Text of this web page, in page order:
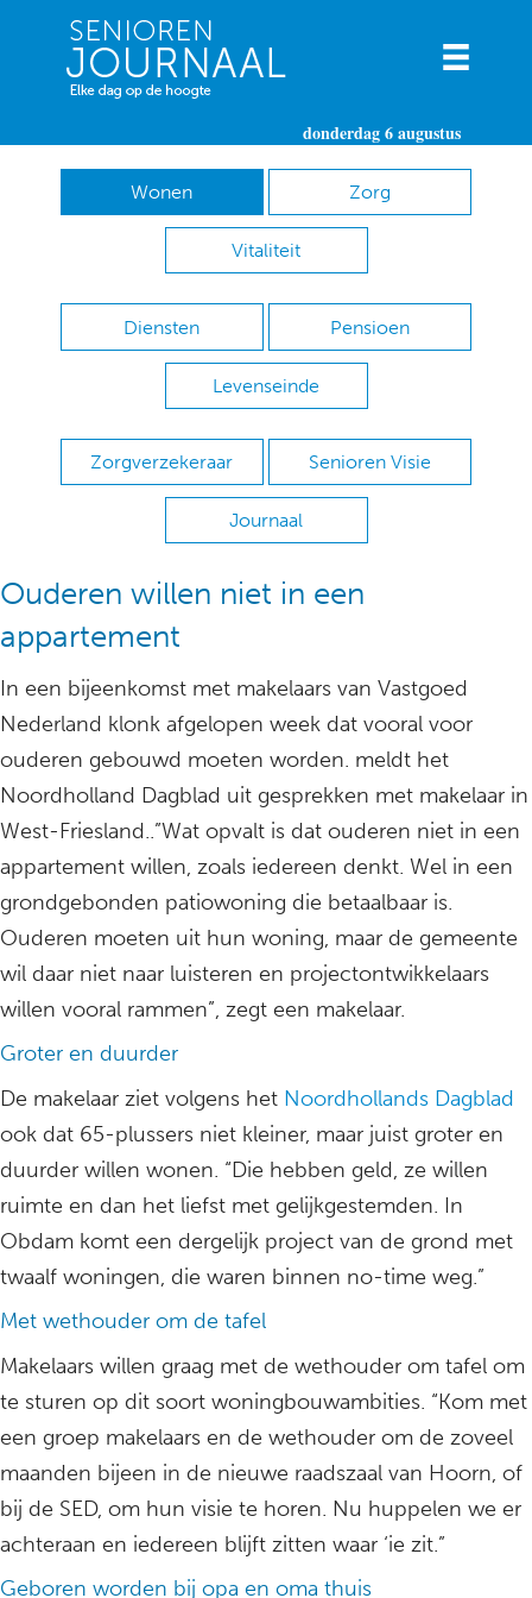
donderdag 6 augustus
Wonen Zorg
Vitaliteit
Diensten Pensioen
Levenseinde
Zorgverzekeraar Senioren Visie
Journaal
Ouderen willen niet in een
appartement
In een bijeenkomst met makelaars van Vastgoed
Nederland klonk afgelopen week dat vooral voor
ouderen gebouwd moeten worden. meldt het
Noordholland Dagblad uit gesprekken met makelaar in
West-Friesland..”Wat opvalt is dat ouderen niet in een
appartement willen, zoals iedereen denkt. Wel in een
grondgebonden patiowoning die betaalbaar is.
Ouderen moeten uit hun woning, maar de gemeente
wil daar niet naar luisteren en projectontwikkelaars
willen vooral rammen”, zegt een makelaar.
Groter en duurder
De makelaar ziet volgens het Noordhollands Dagblad
ook dat 65-plussers niet kleiner, maar juist groter en
duurder willen wonen. “Die hebben geld, ze willen
ruimte en dan het liefst met gelijkgestemden. In
Obdam komt een dergelijk project van de grond met
twaalf woningen, die waren binnen no-time weg.”
Met wethouder om de tafel
Makelaars willen graag met de wethouder om tafel om
te sturen op dit soort woningbouwambities. “Kom met
een groep makelaars en de wethouder om de zoveel
maanden bijeen in de nieuwe raadszaal van Hoorn, of
bij de SED, om hun visie te horen. Nu huppelen we er
achteraan en iedereen blijft zitten waar ‘ie zit.”
Geboren worden bij opa en oma thuis